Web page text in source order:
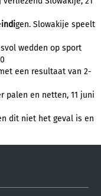
indigen. Slowakije speelt
wedden op sport
een resultaat van 2-
palen en netten, 11 juni
dit niet het geval is en